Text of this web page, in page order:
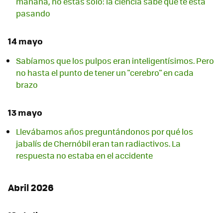
pasando
14 mayo
Sabíamos que los pulpos eran inteligentísimos. Pero
no hasta el punto de tener un "cerebro" en cada
brazo
13 mayo
Llevábamos años preguntándonos por qué los
jabalís de Chernóbil eran tan radiactivos. La
respuesta no estaba en el accidente
Abril 2026